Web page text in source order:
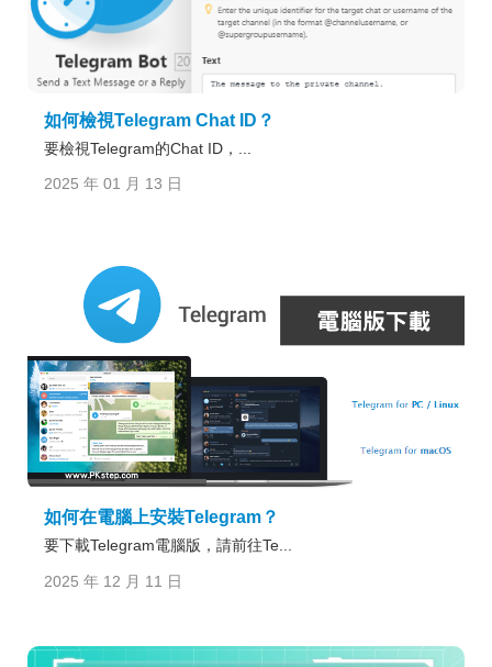
如何檢視Telegram Chat ID？
要檢視Telegram的Chat ID，...
2025 年 01 月 13 日
如何在電腦上安裝Telegram？
要下載Telegram電腦版，請前往Te...
2025 年 12 月 11 日